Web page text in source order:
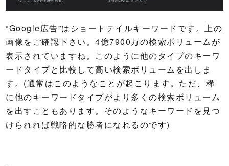
“Google広告”はショートテイルキーワードです。上の
画像をご確認下さい。4億7900万の検索ボリュームが
表示されていますね。このように他のタイプのキーワ
ードタイプと比較して高い検索ボリュームを出しま
す。(通常はこのようなことが起こります。ただ、稀
に他のキーワードタイプがより多くの検索ボリューム
を出すこともあります。そのようなキーワードを見つ
けられれば戦略的な勝者になれるのです)